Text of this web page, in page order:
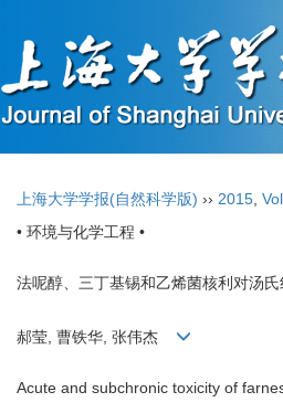
上海大学学报(自然科学版) ›› 2015
• 环境与化学工程 •
法呢醇、三丁基锡和乙烯菌核利对汤
郝莹, 曹铁华, 张伟杰
Acute and subchronic toxicity of